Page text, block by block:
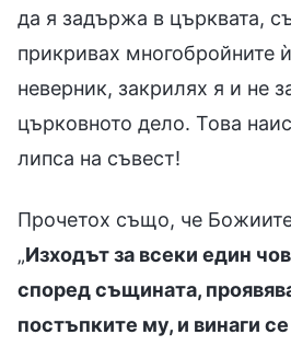
да я задържа в църквата,
прикривах многобройните
неверник, закрилях я и не
църковното дело. Това
липса на съвест!
Прочетох също, че Божиите
„Изходът за всеки един
според същината,
постъпките му, и винаги